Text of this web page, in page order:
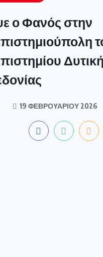
ο Φανός στην
19 ΦΕΒΡΟΥΑΡΊΟΥ 2026